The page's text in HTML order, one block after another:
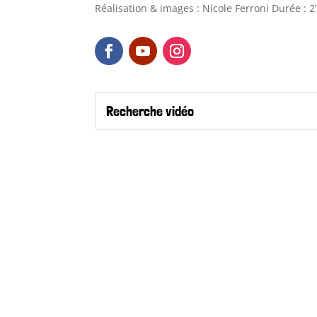
Réalisation & images : Nicole Ferroni Durée :